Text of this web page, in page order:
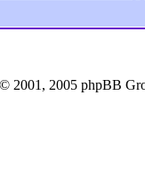
© 2001, 2005 phpBB